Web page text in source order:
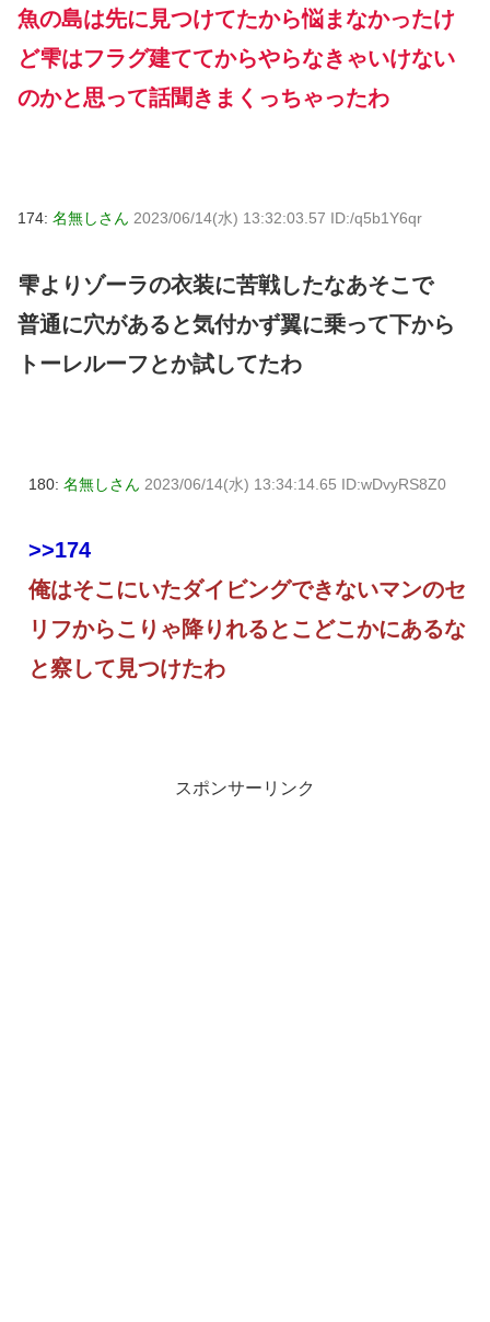
魚の島は先に見つけてたから悩まなかったけ
ど雫はフラグ建ててからやらなきゃいけない
のかと思って話聞きまくっちゃったわ
174: 名無しさん 2023/06/14(水) 13:32:03.57 ID:/q5b1Y6qr
雫よりゾーラの衣装に苦戦したなあそこで
普通に穴があると気付かず翼に乗って下から
トーレルーフとか試してたわ
180: 名無しさん 2023/06/14(水) 13:34:14.65 ID:wDvyRS8Z0
>>174
俺はそこにいたダイビングできないマンのセ
リフからこりゃ降りれるとこどこかにあるな
と察して見つけたわ
スポンサーリンク